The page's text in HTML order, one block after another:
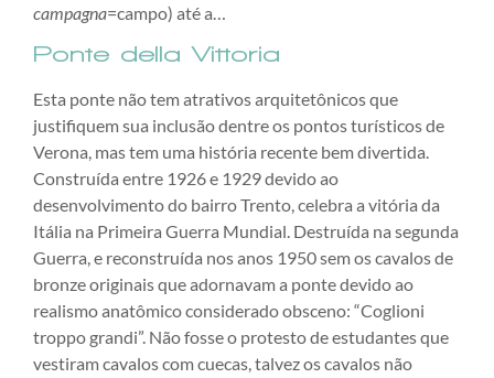
campagna=campo) até a…
Ponte della Vittoria
Esta ponte não tem atrativos arquitetônicos que
justifiquem sua inclusão dentre os pontos turísticos de
Verona, mas tem uma história recente bem divertida.
Construída entre 1926 e 1929 devido ao
desenvolvimento do bairro Trento, celebra a vitória da
Itália na Primeira Guerra Mundial. Destruída na segunda
Guerra, e reconstruída nos anos 1950 sem os cavalos de
bronze originais que adornavam a ponte devido ao
realismo anatômico considerado obsceno: “Coglioni
troppo grandi”. Não fosse o protesto de estudantes que
vestiram cavalos com cuecas, talvez os cavalos não